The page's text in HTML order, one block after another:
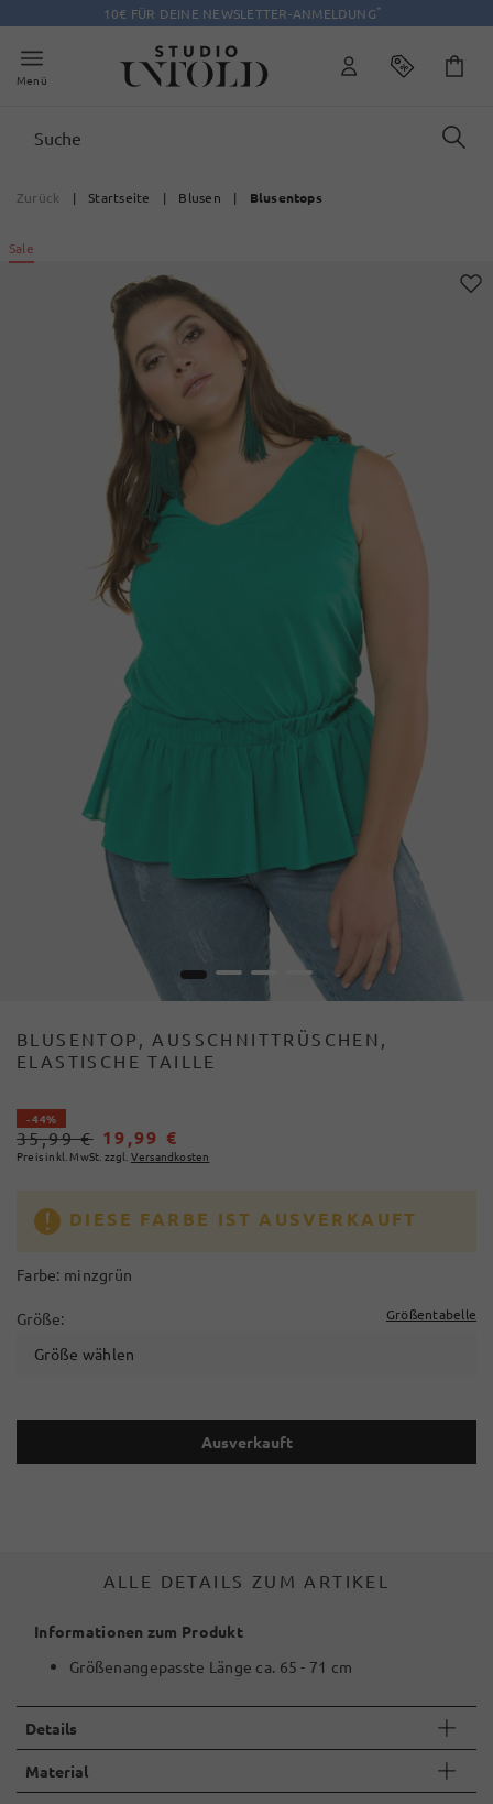
10€ FÜR DEINE NEWSLETTER-ANMELDUNG*
Menü
Zurück | Startseite | Blusen | Blusentops
Sale
1 2 3
BLUSENTOP, AUSSCHNITTRÜSCHEN,
ELASTISCHE TAILLE
- 44%
35,99 € 19,99 €
Preis inkl. MwSt. zzgl. Versandkosten
DIESE FARBE IST AUSVERKAUFT
Farbe: minzgrün
Größe: Größentabelle
Größe wählen
Ausverkauft
ALLE DETAILS ZUM ARTIKEL
Informationen zum Produkt
Größenangepasste Länge ca. 65 - 71 cm
Details
Material